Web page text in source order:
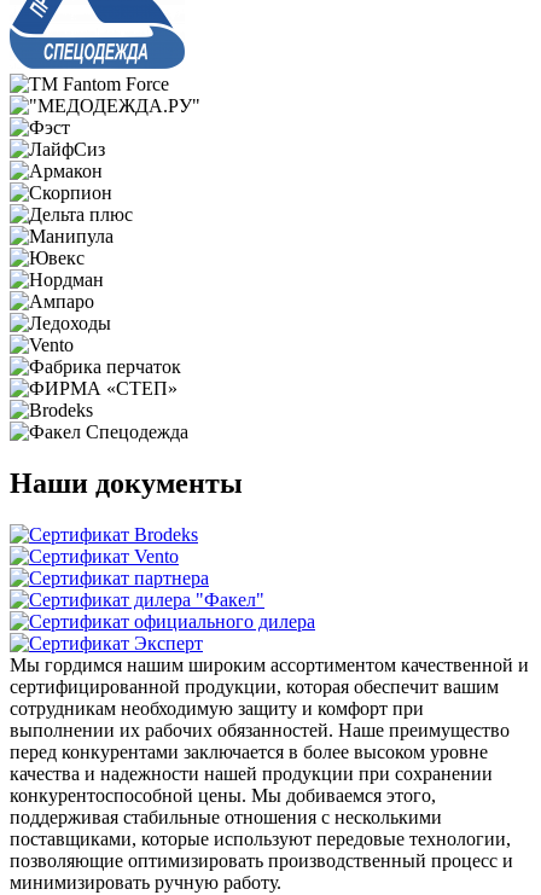
Наши документы
Мы гордимся нашим широким ассортиментом качественной и
сертифицированной продукции, которая обеспечит вашим
сотрудникам необходимую защиту и комфорт при
выполнении их рабочих обязанностей. Наше преимущество
перед конкурентами заключается в более высоком уровне
качества и надежности нашей продукции при сохранении
конкурентоспособной цены. Мы добиваемся этого,
поддерживая стабильные отношения с несколькими
поставщиками, которые используют передовые технологии,
позволяющие оптимизировать производственный процесс и
минимизировать ручную работу.